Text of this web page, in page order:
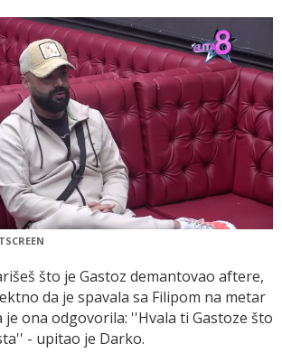
što je Gastoz demantovao aftere,
da je spavala sa Filipom na metar
je ona odgovorila: ''Hvala ti Gastoze što
- upitao je Darko.